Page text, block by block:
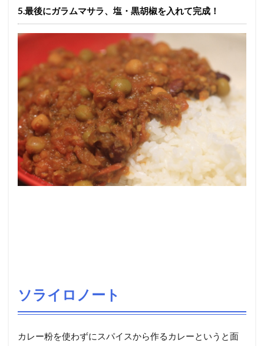
5.最後にガラムマサラ、塩・黒胡椒を入れて完成！
ソライロノート
カレー粉を使わずにスパイスから作るカレーというと面